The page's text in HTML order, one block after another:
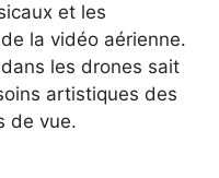
et les
la vidéo aérienne.
les drones sait
artistiques des
de vue.